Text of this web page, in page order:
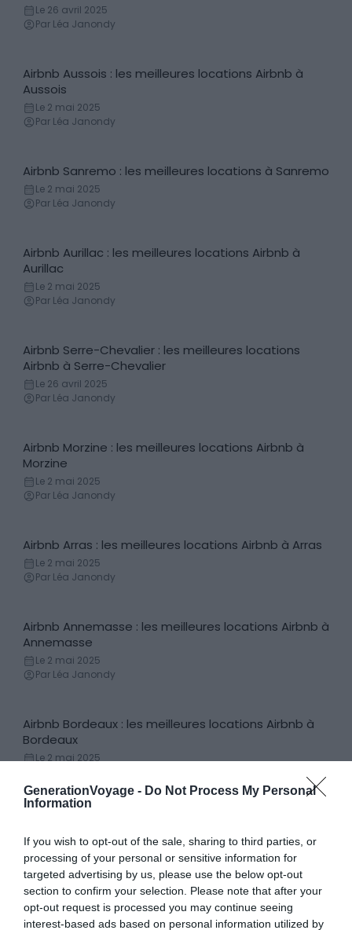
GenerationVoyage - Do Not Process My Personal
Information
If you wish to opt-out of the sale, sharing to third parties, or
processing of your personal or sensitive information for
targeted advertising by us, please use the below opt-out
section to confirm your selection. Please note that after your
opt-out request is processed you may continue seeing
interest-based ads based on personal information utilized by
Le 26 avril 2025
Par Léa Janondy
Locations de vacances
Airbnb Aussois : les meilleures locations Airbnb à
Aussois
Le 2 mai 2025
Par Léa Janondy
Locations de vacances
Airbnb Sanremo : les meilleures locations à Sanremo
Le 2 mai 2025
Par Léa Janondy
Locations de vacances
Airbnb Aurillac : les meilleures locations Airbnb à
Aurillac
Le 2 mai 2025
Par Léa Janondy
Locations de vacances
Airbnb Serre-Chevalier : les meilleures locations
Airbnb à Serre-Chevalier
Le 26 avril 2025
Par Léa Janondy
Locations de vacances
Airbnb Morzine : les meilleures locations Airbnb à
Morzine
Le 2 mai 2025
Par Léa Janondy
Locations de vacances
Airbnb Arras : les meilleures locations Airbnb à Arras
Le 2 mai 2025
Par Léa Janondy
Locations de vacances
Airbnb Annemasse : les meilleures locations Airbnb à
Annemasse
Le 2 mai 2025
Par Léa Janondy
Locations de vacances
Airbnb Bordeaux : les meilleures locations Airbnb à
Bordeaux
Le 2 mai 2025
locations Airbnb à Saint-Gilles-Croix-de-Vie
Le 2 mai 2025
Par Léa Janondy
Les 12 plus beaux villages de La Réunion